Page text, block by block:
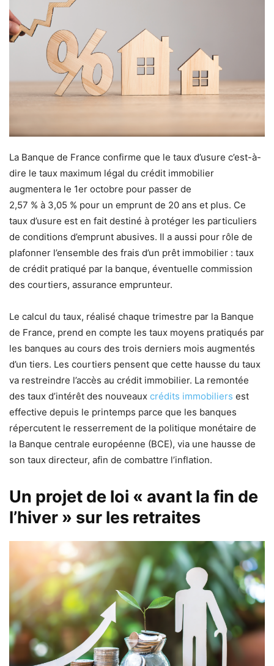
La Banque de France confirme que le taux d’usure c’est-à-
dire le taux maximum légal du crédit immobilier
augmentera le 1er octobre pour passer de
2,57 % à 3,05 % pour un emprunt de 20 ans et plus. Ce
taux d’usure est en fait destiné à protéger les particuliers
de conditions d’emprunt abusives. Il a aussi pour rôle de
plafonner l’ensemble des frais d’un prêt immobilier : taux
de crédit pratiqué par la banque, éventuelle commission
des courtiers, assurance emprunteur.
Le calcul du taux, réalisé chaque trimestre par la Banque
de France, prend en compte les taux moyens pratiqués par
les banques au cours des trois derniers mois augmentés
d’un tiers. Les courtiers pensent que cette hausse du taux
va restreindre l’accès au crédit immobilier. La remontée
des taux d’intérêt des nouveaux crédits immobiliers est
effective depuis le printemps parce que les banques
répercutent le resserrement de la politique monétaire de
la Banque centrale européenne (BCE), via une hausse de
son taux directeur, afin de combattre l’inflation.
Un projet de loi « avant la fin de
l’hiver » sur les retraites